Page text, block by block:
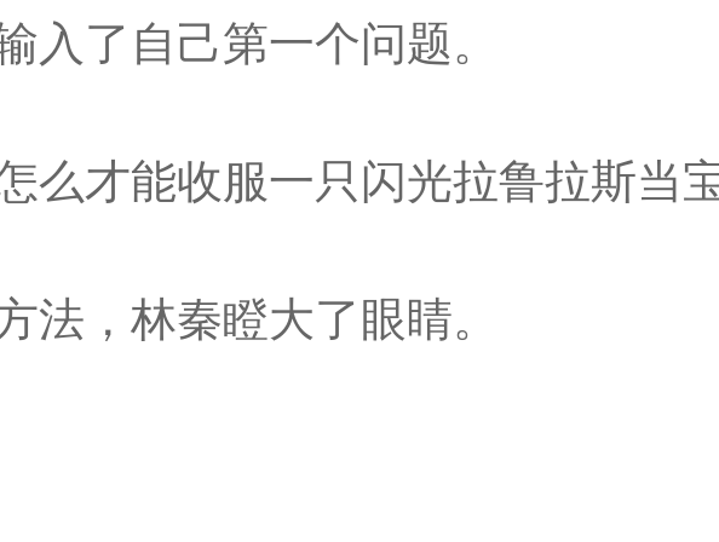
入了自己第一个问题。
么才能收服一只闪光拉鲁拉斯当
法，林秦瞪大了眼睛。